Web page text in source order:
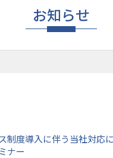
お知らせ
制度導入に伴う当社対応
ナー